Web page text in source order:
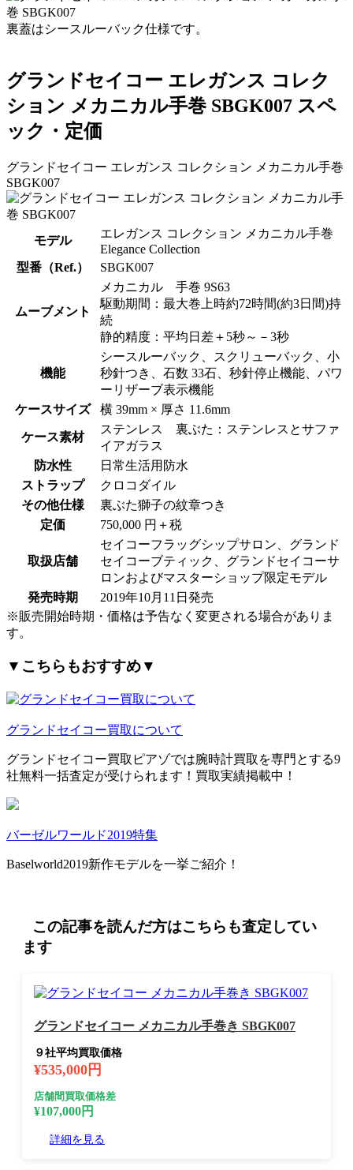
裏蓋はシースルーバック仕様です。
グランドセイコー エレガンス コレク
ション メカニカル手巻 SBGK007 スペ
ック・定価
グランドセイコー エレガンス コレクション メカニカル手巻
SBGK007
モデル
エレガンス コレクション メカニカル手巻
Elegance Collection
型番（Ref.）
SBGK007
ムーブメント
メカニカル 手巻 9S63
駆動期間：最大巻上時約72時間(約3日間)持
続
静的精度：平均日差＋5秒～－3秒
機能
シースルーバック、スクリューバック、小
秒針つき、石数 33石、秒針停止機能、パワ
ーリザーブ表示機能
ケースサイズ
横 39mm × 厚さ 11.6mm
ケース素材
ステンレス 裏ぶた：ステンレスとサファ
イアガラス
防水性
日常生活用防水
ストラップ
クロコダイル
その他仕様
裏ぶた獅子の紋章つき
定価
750,000 円＋税
取扱店舗
セイコーフラッグシップサロン、グランド
セイコーブティック、グランドセイコーサ
ロンおよびマスターショップ限定モデル
発売時期
2019年10月11日発売
※販売開始時期・価格は予告なく変更される場合がありま
す。
▼こちらもおすすめ▼
グランドセイコー買取について
グランドセイコー買取ピアゾでは腕時計買取を専門とする9
社無料一括査定が受けられます！買取実績掲載中！
バーゼルワールド2019特集
Baselworld2019新作モデルを一挙ご紹介！
この記事を読んだ方はこちらも査定してい
ます
グランドセイコー メカニカル手巻き SBGK007
９社平均買取価格
¥535,000円
店舗間買取価格差
¥107,000円
詳細を見る